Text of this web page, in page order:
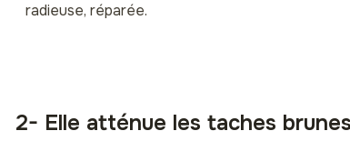
radieuse, réparée.
2- Elle atténue les taches